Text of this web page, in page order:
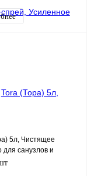
5л, Чистящее
для санузлов и